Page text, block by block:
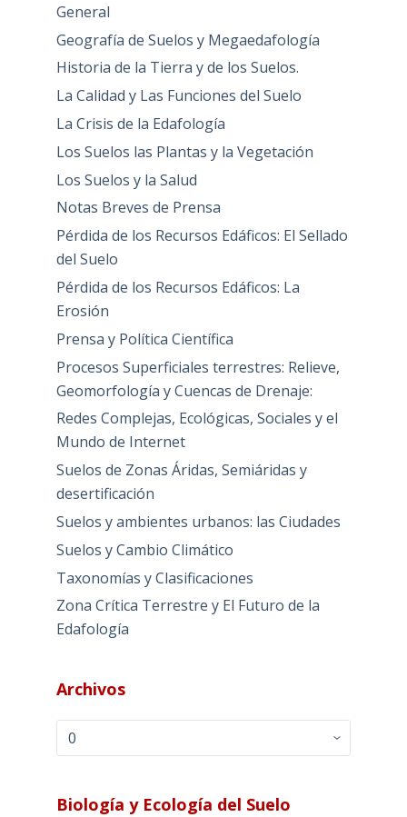
General
Geografía de Suelos y Megaedafología
Historia de la Tierra y de los Suelos.
La Calidad y Las Funciones del Suelo
La Crisis de la Edafología
Los Suelos las Plantas y la Vegetación
Los Suelos y la Salud
Notas Breves de Prensa
Pérdida de los Recursos Edáficos: El Sellado
del Suelo
Pérdida de los Recursos Edáficos: La
Erosión
Prensa y Política Científica
Procesos Superficiales terrestres: Relieve,
Geomorfología y Cuencas de Drenaje:
Redes Complejas, Ecológicas, Sociales y el
Mundo de Internet
Suelos de Zonas Áridas, Semiáridas y
desertificación
Suelos y ambientes urbanos: las Ciudades
Suelos y Cambio Climático
Taxonomías y Clasificaciones
Zona Crítica Terrestre y El Futuro de la
Edafología
Archivos
Archivos
Biología y Ecología del Suelo